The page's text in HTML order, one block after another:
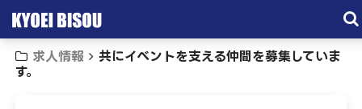
サービス
求人情報
共にイベントを支える仲間を募集していま
す。